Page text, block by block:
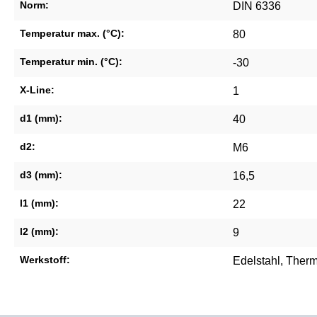
Norm: DIN 6336
Temperatur max. (°C): 80
Temperatur min. (°C): -30
X-Line: 1
d1 (mm): 40
d2: M6
d3 (mm): 16,5
l1 (mm): 22
l2 (mm): 9
Werkstoff: Edelstahl ,